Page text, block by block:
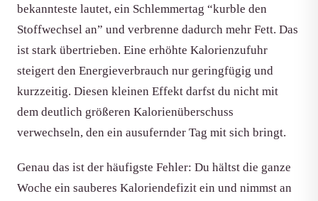
bekannteste lautet, ein Schlemmertag “kurble den
Stoffwechsel an” und verbrenne dadurch mehr Fett. Das
ist stark übertrieben. Eine erhöhte Kalorienzufuhr
steigert den Energieverbrauch nur geringfügig und
kurzzeitig. Diesen kleinen Effekt darfst du nicht mit
dem deutlich größeren Kalorienüberschuss
verwechseln, den ein ausufernder Tag mit sich bringt.
Genau das ist der häufigste Fehler: Du hältst die ganze
Woche ein sauberes Kaloriendefizit ein und nimmst an